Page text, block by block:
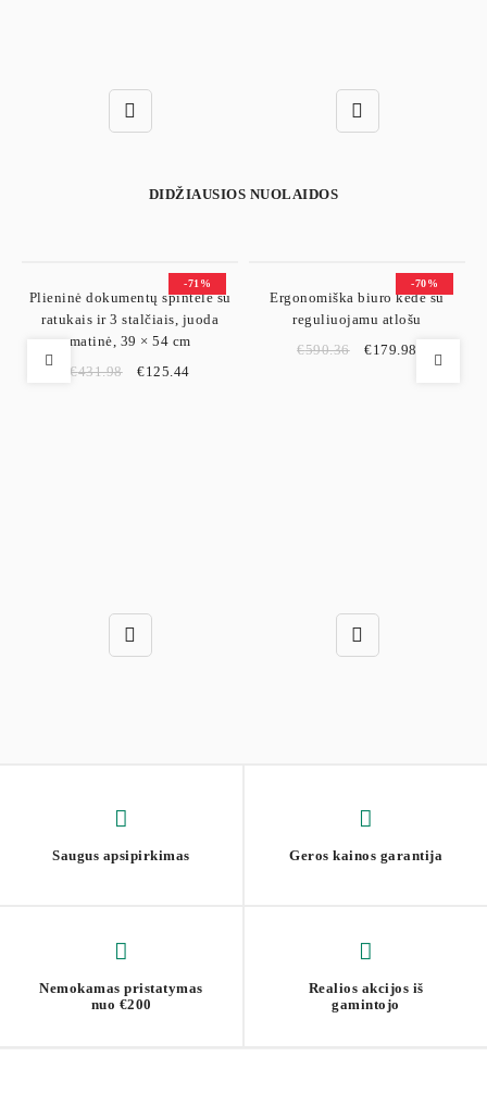
DIDŽIAUSIOS NUOLAIDOS
-71%
Plieninė dokumentų spintelė su
ratukais ir 3 stalčiais, juoda
matinė, 39 × 54 cm
€431.98 €125.44
-70%
Ergonomiška biuro kėdė su
reguliuojamu atlošu
€590.36 €179.98
baldai
Saugus apsipirkimas Geros kainos garantija
Nemokamas pristatymas
nuo €200
Realios akcijos iš
gamintojo